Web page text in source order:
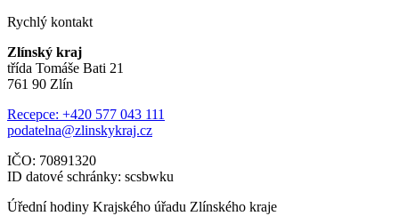
Rychlý kontakt
Zlínský kraj
třída Tomáše Bati 21
761 90 Zlín
Recepce: +420 577 043 111
podatelna@zlinskykraj.cz
IČO: 70891320
ID datové schránky: scsbwku
Úřední hodiny Krajského úřadu Zlínského kraje